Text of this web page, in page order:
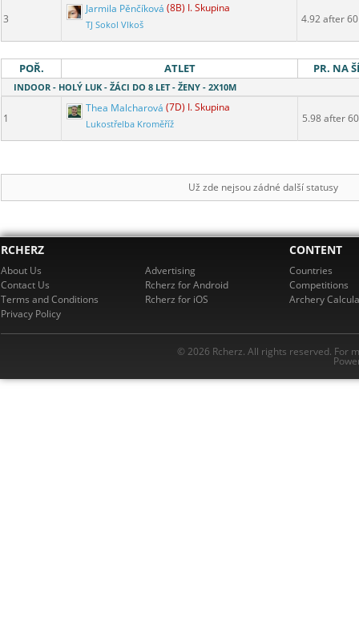
3
Jarmila Pěnčíková (8B) I. Skupina
TJ Sokol Vlkoš 4.92 after 60
POŘ. ATLET PR. NA
INDOOR - HOLÝ LUK - ŽÁCI DO 8 LET - ŽENY - 2X10M
1
Thea Malcharová (7D) I. Skupina
Lukostřelba Kroměříž 5.98 after 60
Už zde nejsou zádné další statusy
RCHERZ
About Us
Contact Us
Terms and Conditions
Privacy Policy
Advertising
Rcherz for Android
Rcherz for iOS
CONTENT
Countries
Competitions
Archery
© 2026 Rcherz. All rights reserved. For